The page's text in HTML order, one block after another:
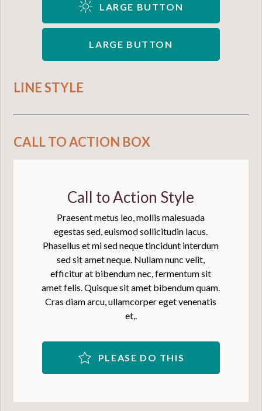
LARGE BUTTON
LARGE BUTTON
LINE STYLE
CALL TO ACTION BOX
Call to Action Style
Praesent metus leo, mollis malesuada
egestas sed, euismod sollicitudin lacus.
Phasellus et mi sed neque tincidunt interdum
sed sit amet neque. Nullam nunc velit,
efficitur at bibendum nec, fermentum sit
amet felis. Quisque sit amet bibendum quam.
Cras diam arcu, ullamcorper eget venenatis
et,.
PLEASE DO THIS